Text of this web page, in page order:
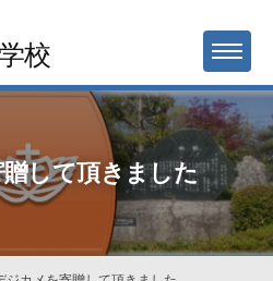
校 MENU
して頂きました